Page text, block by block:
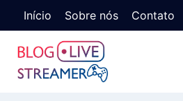
Início Sobre nós Contato